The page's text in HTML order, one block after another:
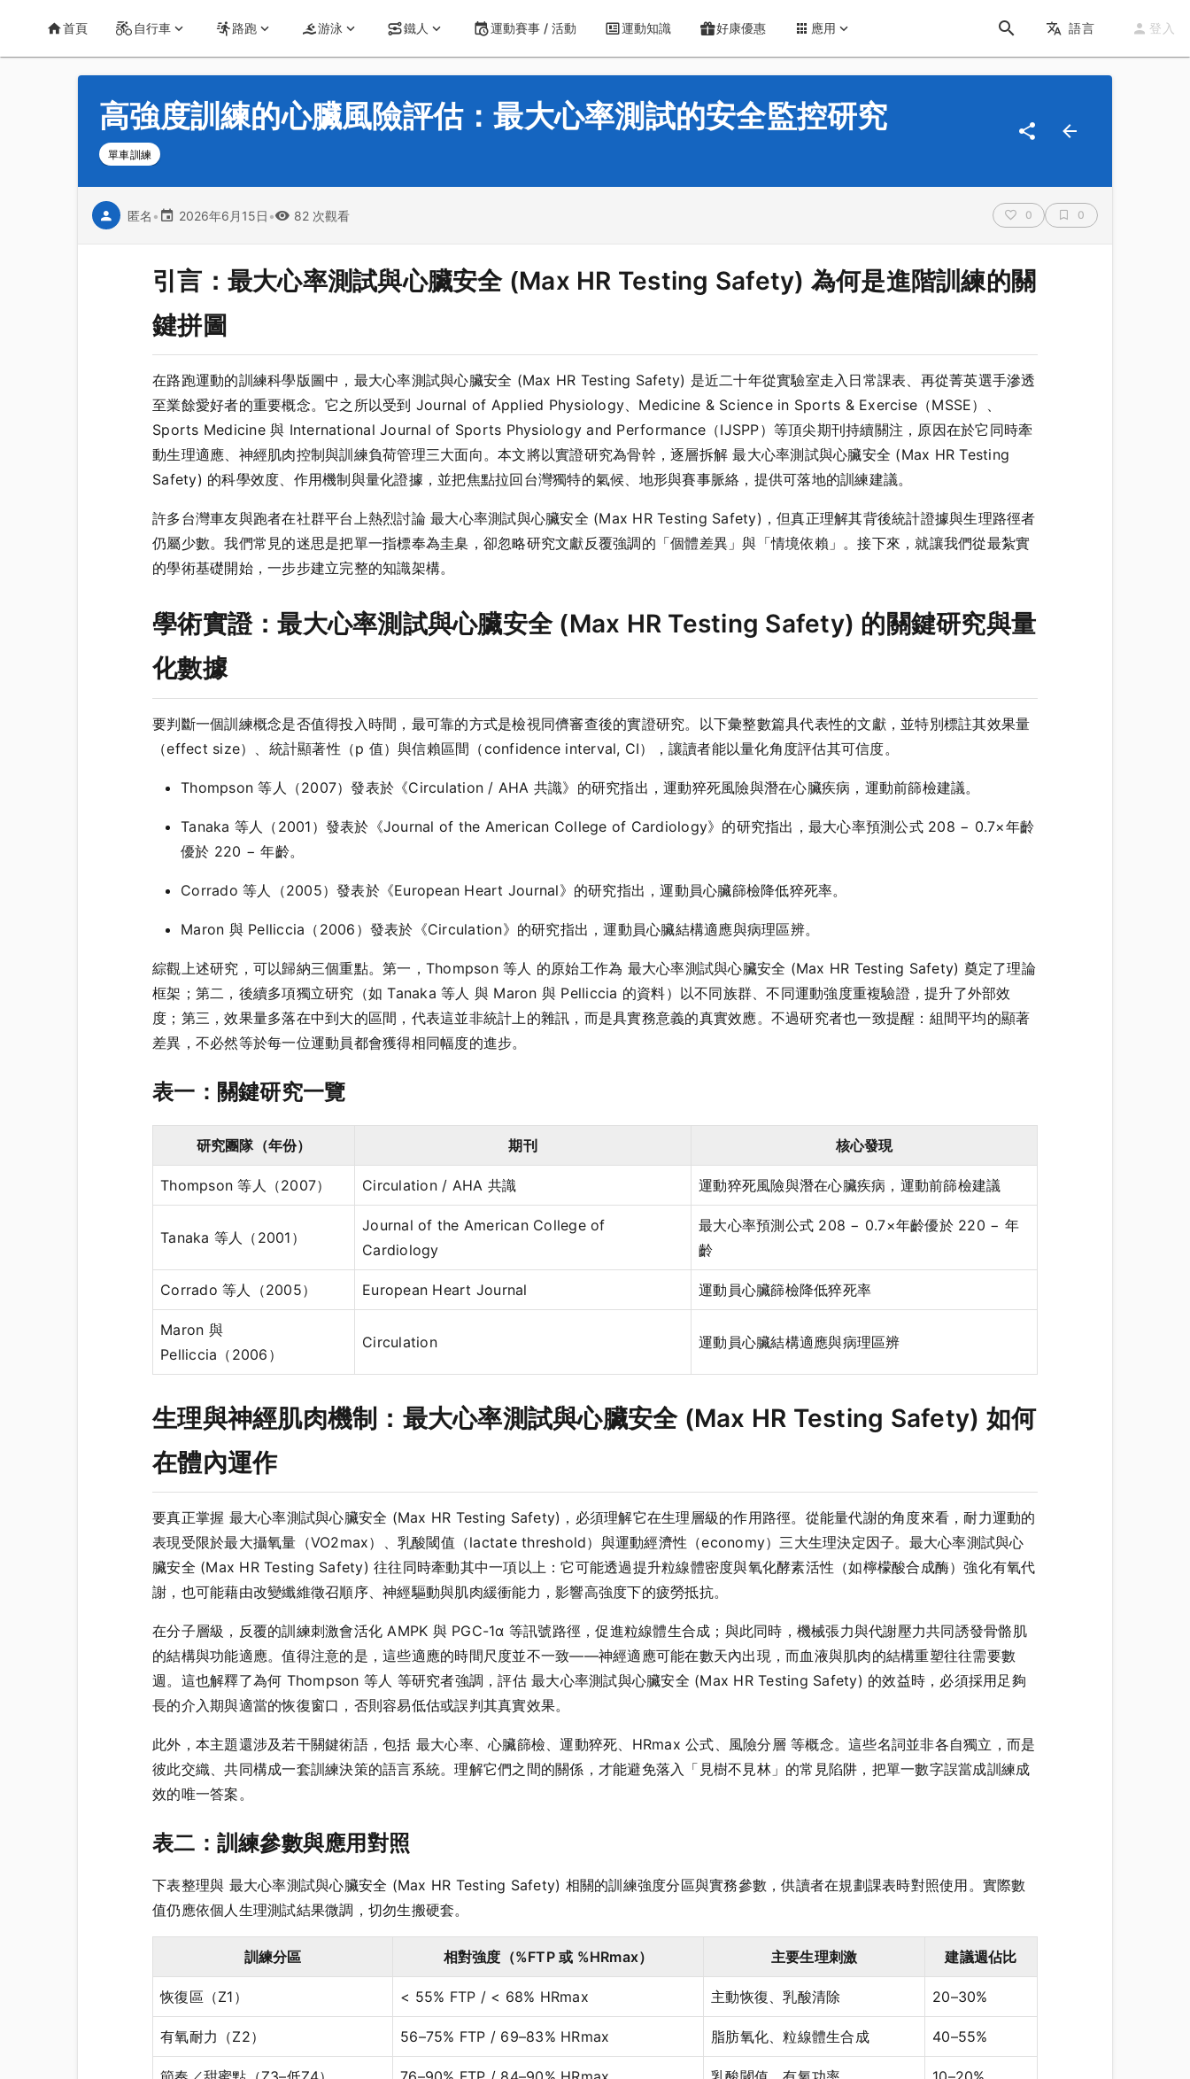
CT Yeh 公路車基地
首頁 自行車 路跑 游泳 鐵人 運動賽事 / 活動 運動知識 好康優惠 應用 語言 登入
運動知識 詳情
高強度訓練的心臟風險評估：最大心率測試的安全監控研究
單車訓練
匿名 • 2026年6月15日 • 82 次觀看 0 0
引言：最大心率測試與心臟安全 (Max HR Testing Safety) 為何是進階訓練的關
鍵拼圖
在路跑運動的訓練科學版圖中，最大心率測試與心臟安全 (Max HR Testing Safety) 是近二十年從實驗室走入日常課表、再從菁英選手滲透
至業餘愛好者的重要概念。它之所以受到 Journal of Applied Physiology、Medicine & Science in Sports & Exercise（MSSE）、
Sports Medicine 與 International Journal of Sports Physiology and Performance（IJSPP）等頂尖期刊持續關注，原因在於它同時牽
動生理適應、神經肌肉控制與訓練負荷管理三大面向。本文將以實證研究為骨幹，逐層拆解 最大心率測試與心臟安全 (Max HR Testing
Safety) 的科學效度、作用機制與量化證據，並把焦點拉回台灣獨特的氣候、地形與賽事脈絡，提供可落地的訓練建議。
許多台灣車友與跑者在社群平台上熱烈討論 最大心率測試與心臟安全 (Max HR Testing Safety)，但真正理解其背後統計證據與生理路徑者
仍屬少數。我們常見的迷思是把單一指標奉為圭臬，卻忽略研究文獻反覆強調的「個體差異」與「情境依賴」。接下來，就讓我們從最紮實
的學術基礎開始，一步步建立完整的知識架構。
學術實證：最大心率測試與心臟安全 (Max HR Testing Safety) 的關鍵研究與量
化數據
要判斷一個訓練概念是否值得投入時間，最可靠的方式是檢視同儕審查後的實證研究。以下彙整數篇具代表性的文獻，並特別標註其效果量
（effect size）、統計顯著性（p 值）與信賴區間（confidence interval, CI），讓讀者能以量化角度評估其可信度。
Thompson 等人（2007）發表於《Circulation / AHA 共識》的研究指出，運動猝死風險與潛在心臟疾病，運動前篩檢建議。
Tanaka 等人（2001）發表於《Journal of the American College of Cardiology》的研究指出，最大心率預測公式 208 − 0.7×年齡
優於 220 − 年齡。
Corrado 等人（2005）發表於《European Heart Journal》的研究指出，運動員心臟篩檢降低猝死率。
Maron 與 Pelliccia（2006）發表於《Circulation》的研究指出，運動員心臟結構適應與病理區辨。
綜觀上述研究，可以歸納三個重點。第一，Thompson 等人 的原始工作為 最大心率測試與心臟安全 (Max HR Testing Safety) 奠定了理論
框架；第二，後續多項獨立研究（如 Tanaka 等人 與 Maron 與 Pelliccia 的資料）以不同族群、不同運動強度重複驗證，提升了外部效
度；第三，效果量多落在中到大的區間，代表這並非統計上的雜訊，而是具實務意義的真實效應。不過研究者也一致提醒：組間平均的顯著
差異，不必然等於每一位運動員都會獲得相同幅度的進步。
表一：關鍵研究一覽
研究團隊（年份） 期刊 核心發現
Thompson 等人（2007） Circulation / AHA 共識 運動猝死風險與潛在心臟疾病，運動前篩檢建議
Tanaka 等人（2001）
Journal of the American College of
Cardiology
最大心率預測公式 208 − 0.7×年齡優於 220 − 年
齡
Corrado 等人（2005） European Heart Journal 運動員心臟篩檢降低猝死率
Maron 與
Pelliccia（2006）
Circulation 運動員心臟結構適應與病理區辨
生理與神經肌肉機制：最大心率測試與心臟安全 (Max HR Testing Safety) 如何
在體內運作
要真正掌握 最大心率測試與心臟安全 (Max HR Testing Safety)，必須理解它在生理層級的作用路徑。從能量代謝的角度來看，耐力運動的
表現受限於最大攝氧量（VO2max）、乳酸閾值（lactate threshold）與運動經濟性（economy）三大生理決定因子。最大心率測試與心
臟安全 (Max HR Testing Safety) 往往同時牽動其中一項以上：它可能透過提升粒線體密度與氧化酵素活性（如檸檬酸合成酶）強化有氧代
謝，也可能藉由改變纖維徵召順序、神經驅動與肌肉緩衝能力，影響高強度下的疲勞抵抗。
在分子層級，反覆的訓練刺激會活化 AMPK 與 PGC-1α 等訊號路徑，促進粒線體生合成；與此同時，機械張力與代謝壓力共同誘發骨骼肌
的結構與功能適應。值得注意的是，這些適應的時間尺度並不一致——神經適應可能在數天內出現，而血液與肌肉的結構重塑往往需要數
週。這也解釋了為何 Thompson 等人 等研究者強調，評估 最大心率測試與心臟安全 (Max HR Testing Safety) 的效益時，必須採用足夠
長的介入期與適當的恢復窗口，否則容易低估或誤判其真實效果。
此外，本主題還涉及若干關鍵術語，包括 最大心率、心臟篩檢、運動猝死、HRmax 公式、風險分層 等概念。這些名詞並非各自獨立，而是
彼此交織、共同構成一套訓練決策的語言系統。理解它們之間的關係，才能避免落入「見樹不見林」的常見陷阱，把單一數字誤當成訓練成
效的唯一答案。
表二：訓練參數與應用對照
下表整理與 最大心率測試與心臟安全 (Max HR Testing Safety) 相關的訓練強度分區與實務參數，供讀者在規劃課表時對照使用。實際數
值仍應依個人生理測試結果微調，切勿生搬硬套。
訓練分區 相對強度（%FTP 或 %HRmax） 主要生理刺激 建議週佔比
恢復區（Z1） < 55% FTP / < 68% HRmax 主動恢復、乳酸清除 20–30%
有氧耐力（Z2） 56–75% FTP / 69–83% HRmax 脂肪氧化、粒線體生合成 40–55%